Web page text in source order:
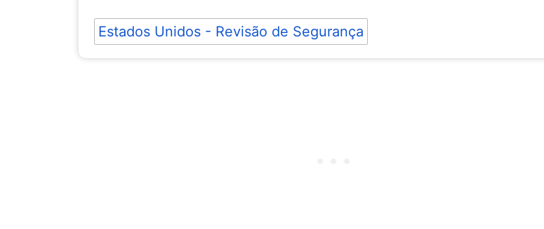
Estados Unidos - Revisão de Segurança